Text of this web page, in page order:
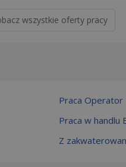
wszystkie oferty pracy
Praca Operator
Praca w handlu
Z